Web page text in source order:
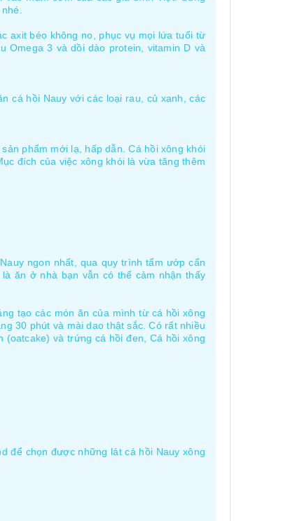
axit béo không no, phục vụ mọi lứa tuổi từ
3 và dồi dào protein, vitamin D và
cá hồi Nauy với các loại rau, củ xanh, các
phẩm mới lạ, hấp dẫn. Cá hồi xông khói
đích của việc xông khói là vừa tăng thêm
ngon nhất, qua quy trình tẩm ướp cẩn
ăn ở nhà bạn vẫn có thể cảm nhận thấy
tạo các món ăn của mình từ cá hồi xông
30 phút và mài dao thật sắc. Có rất nhiều
và trứng cá hồi đen, Cá hồi xông
để chọn được những lát cá hồi Nauy xông